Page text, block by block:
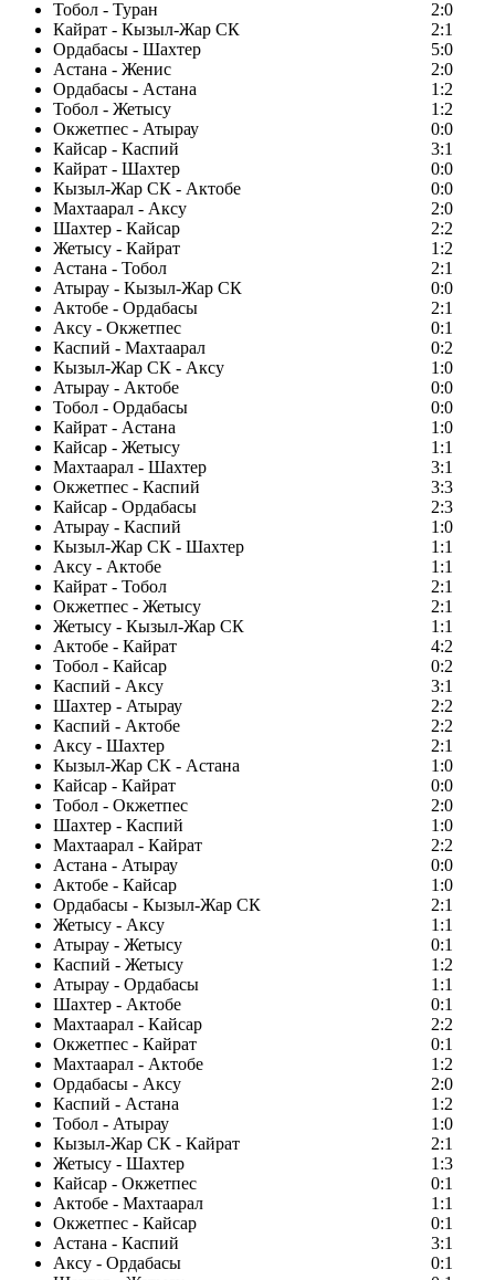
Тобол - Туран
2:0
Кайрат - Кызыл-Жар СК
2:1
Ордабасы - Шахтер
5:0
Астана - Женис
2:0
Ордабасы - Астана
1:2
Тобол - Жетысу
1:2
Окжетпес - Атырау
0:0
Кайсар - Каспий
3:1
Кайрат - Шахтер
0:0
Кызыл-Жар СК - Актобе
0:0
Махтаарал - Аксу
2:0
Шахтер - Кайсар
2:2
Жетысу - Кайрат
1:2
Астана - Тобол
2:1
Атырау - Кызыл-Жар СК
0:0
Актобе - Ордабасы
2:1
Аксу - Окжетпес
0:1
Каспий - Махтаарал
0:2
Кызыл-Жар СК - Аксу
1:0
Атырау - Актобе
0:0
Тобол - Ордабасы
0:0
Кайрат - Астана
1:0
Кайсар - Жетысу
1:1
Махтаарал - Шахтер
3:1
Окжетпес - Каспий
3:3
Кайсар - Ордабасы
2:3
Атырау - Каспий
1:0
Кызыл-Жар СК - Шахтер
1:1
Аксу - Актобе
1:1
Кайрат - Тобол
2:1
Окжетпес - Жетысу
2:1
Жетысу - Кызыл-Жар СК
1:1
Актобе - Кайрат
4:2
Тобол - Кайсар
0:2
Каспий - Аксу
3:1
Шахтер - Атырау
2:2
Каспий - Актобе
2:2
Аксу - Шахтер
2:1
Кызыл-Жар СК - Астана
1:0
Кайсар - Кайрат
0:0
Тобол - Окжетпес
2:0
Шахтер - Каспий
1:0
Махтаарал - Кайрат
2:2
Астана - Атырау
0:0
Актобе - Кайсар
1:0
Ордабасы - Кызыл-Жар СК
2:1
Жетысу - Аксу
1:1
Атырау - Жетысу
0:1
Каспий - Жетысу
1:2
Атырау - Ордабасы
1:1
Шахтер - Актобе
0:1
Махтаарал - Кайсар
2:2
Окжетпес - Кайрат
0:1
Махтаарал - Актобе
1:2
Ордабасы - Аксу
2:0
Каспий - Астана
1:2
Тобол - Атырау
1:0
Кызыл-Жар СК - Кайрат
2:1
Жетысу - Шахтер
1:3
Кайсар - Окжетпес
0:1
Актобе - Махтаарал
1:1
Окжетпес - Кайсар
0:1
Астана - Каспий
3:1
Аксу - Ордабасы
0:1